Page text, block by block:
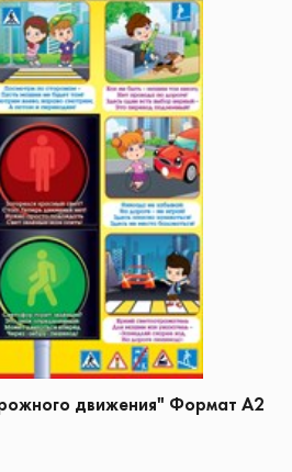
движения" Формат А2